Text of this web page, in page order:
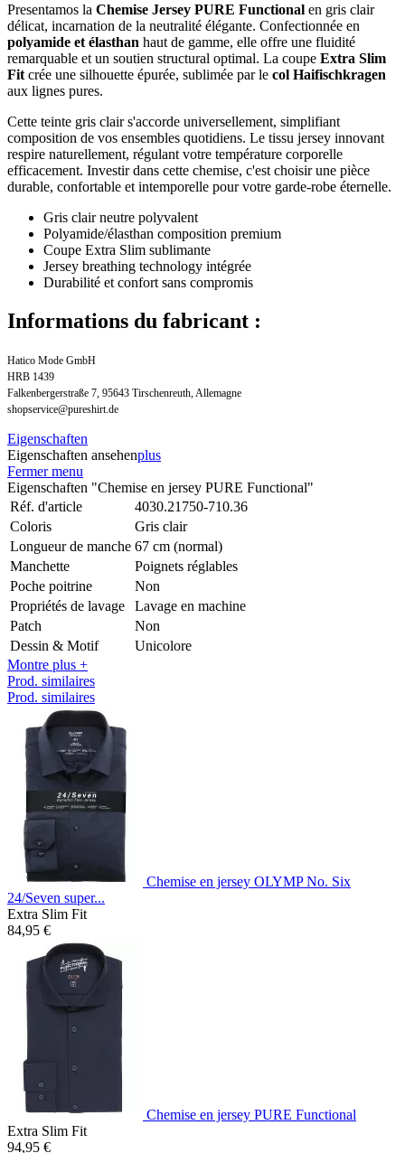
Presentamos la Chemise Jersey PURE Functional en gris clair
délicat, incarnation de la neutralité élégante. Confectionnée en
polyamide et élasthan haut de gamme, elle offre une fluidité
remarquable et un soutien structural optimal. La coupe Extra Slim
Fit crée une silhouette épurée, sublimée par le col Haifischkragen
aux lignes pures.
Cette teinte gris clair s'accorde universellement, simplifiant
composition de vos ensembles quotidiens. Le tissu jersey innovant
respire naturellement, régulant votre température corporelle
efficacement. Investir dans cette chemise, c'est choisir une pièce
durable, confortable et intemporelle pour votre garde-robe éternelle.
Gris clair neutre polyvalent
Polyamide/élasthan composition premium
Coupe Extra Slim sublimante
Jersey breathing technology intégrée
Durabilité et confort sans compromis
Informations du fabricant :
Hatico Mode GmbH
HRB 1439
Falkenbergerstraße 7, 95643 Tirschenreuth, Allemagne
shopservice@pureshirt.de
Eigenschaften
Eigenschaften ansehenplus
Fermer menu
Eigenschaften "Chemise en jersey PURE Functional"
Réf. d'article
4030.21750-710.36
Coloris
Gris clair
Longueur de manche 67 cm (normal)
Manchette
Poignets réglables
Poche poitrine
Non
Propriétés de lavage
Lavage en machine
Patch
Non
Dessin & Motif
Unicolore
Montre plus +
Prod. similaires
Prod. similaires
Chemise en jersey OLYMP No. Six
24/Seven super...
Extra Slim Fit
84,95 €
Chemise en jersey PURE Functional
Extra Slim Fit
94,95 €